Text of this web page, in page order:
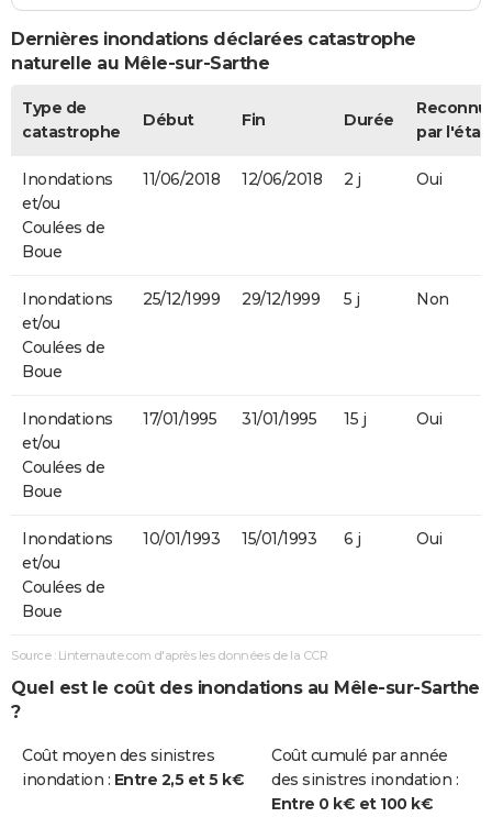
Dernières inondations déclarées catastrophe
naturelle au Mêle-sur-Sarthe
Type de
catastrophe
Début Fin Durée
par l'état
Inondations
et/ou
Coulées de
Boue
11/06/2018 12/06/2018 2 j Oui
Inondations
et/ou
Coulées de
Boue
25/12/1999 29/12/1999 5 j Non
Inondations
et/ou
Coulées de
Boue
17/01/1995 31/01/1995 15 j Oui
Inondations
et/ou
Coulées de
Boue
10/01/1993 15/01/1993 6 j Oui
Source : Linternaute.com d'après les données de la CCR
Quel est le coût des inondations au Mêle-sur-Sarthe
?
Coût moyen des sinistres
inondation : Entre 2,5 et 5 k€
Coût cumulé par année
des sinistres inondation :
Entre 0 k€ et 100 k€